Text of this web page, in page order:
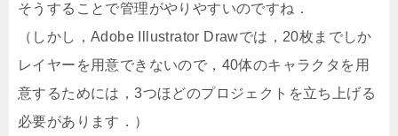
そうすることで管理がやりやすいのですね．
（しかし，Adobe Illustrator Drawでは，20枚までしか
レイヤーを用意できないので，40体のキャラクタを用
意するためには，3つほどのプロジェクトを立ち上げる
必要があります．）